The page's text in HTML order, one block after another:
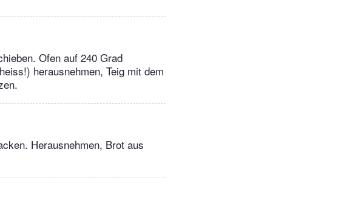
Ofen auf 240 Grad
herausnehmen, Teig mit dem
Herausnehmen, Brot aus